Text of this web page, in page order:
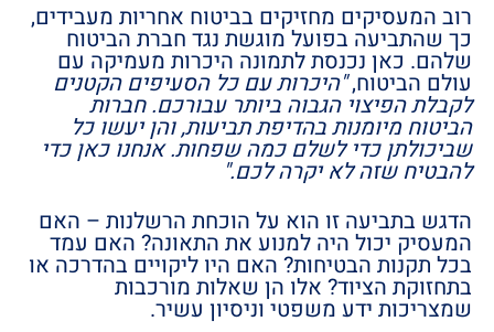
רוב המעסיקים מחזיקים בביטוח אחריות מעבידים,
כך שהתביעה בפועל מוגשת נגד חברת הביטוח
שלהם. כאן נכנסת לתמונה היכרות מעמיקה עם
עולם הביטוח,"היכרות עם כל הסעיפים הקטנים
לקבלת הפיצוי הגבוה ביותר עבורכם. חברות
הביטוח מיומנות בהדיפת תביעות, והן יעשו כל
שביכולתן כדי לשלם כמה שפחות. אנחנו כאן כדי
להבטיח שזה לא יקרה לכם."
הדגש בתביעה זו הוא על הוכחת הרשלנות – האם
המעסיק יכול היה למנוע את התאונה? האם עמד
בכל תקנות הבטיחות? האם היו ליקויים בהדרכה או
בתחזוקת הציוד? אלו הן שאלות מורכבות
שמצריכות ידע משפטי וניסיון עשיר.